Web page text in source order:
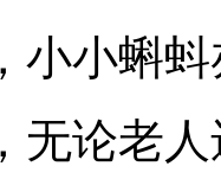
小小蝌
无论老